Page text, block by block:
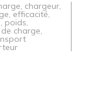
, chargeur,
,efficacité,
, poids,
charge,